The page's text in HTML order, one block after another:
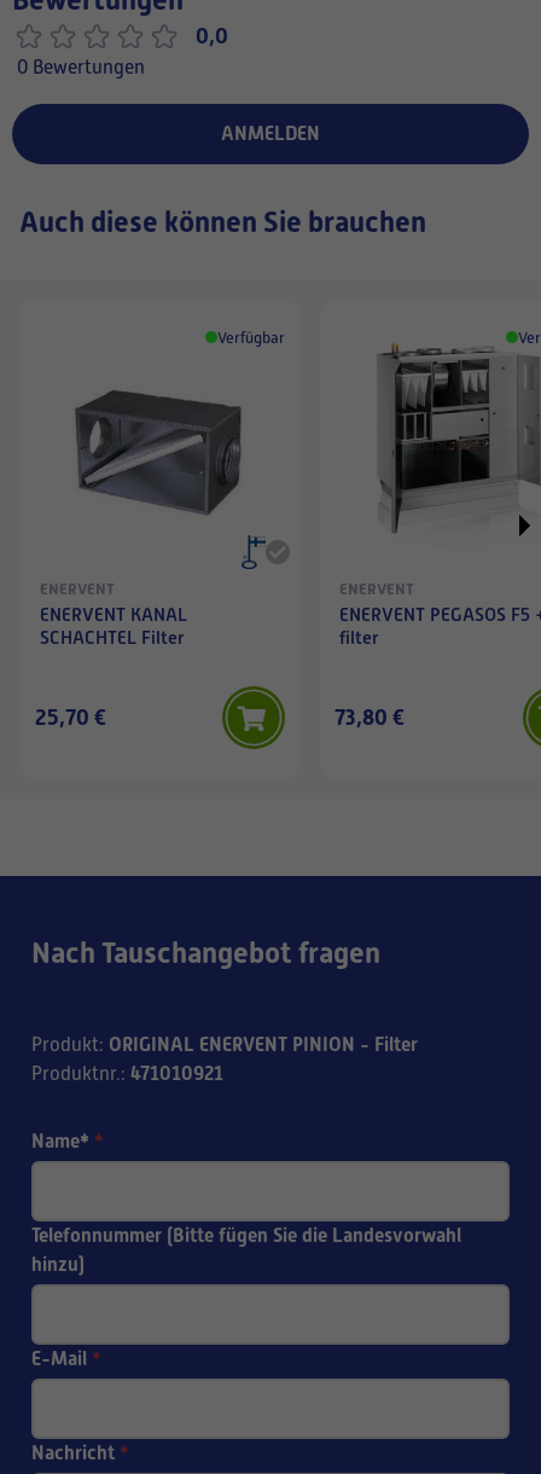
0,0
0 Bewertungen
ANMELDEN
Auch diese können Sie brauchen
Verfügbar
ENERVENT
ENERVENT KANAL
SCHACHTEL Filter
25,70 €
ENERVENT
ENERVENT PEGASOS F5
filter
73,80 €
Nach Tauschangebot fragen
Produkt: ORIGINAL ENERVENT PINION - Filter
Produktnr.: 471010921
Name* *
Telefonnummer (Bitte fügen Sie die Landesvorwahl
hinzu)
E-Mail *
Nachricht *